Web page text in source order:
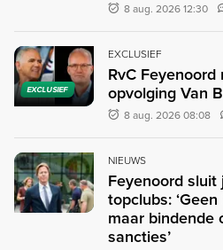
8 aug. 2026 12:30
EXCLUSIEF
EXCLUSIEF
RvC
opvolging Van
8 aug. 2026 08:08
NIEUWS
Feyenoord
topclubs:
maar bindende
sancties’